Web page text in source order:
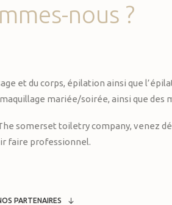
nous ?
et du corps, épilation ainsi que
mariée/soirée, ainsi que des
somerset toiletry company, venez
faire professionnel.
PARTENAIRES